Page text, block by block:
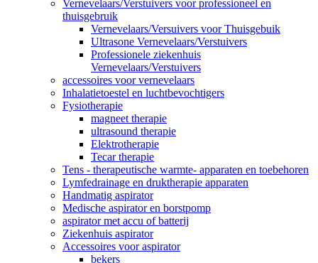
Vernevelaars/Verstuivers voor professioneel en
thuisgebruik
Vernevelaars/Versuivers voor Thuisgebuik
Ultrasone Vernevelaars/Verstuivers
Professionele ziekenhuis
Vernevelaars/Verstuivers
accessoires voor vernevelaars
Inhalatietoestel en luchtbevochtigers
Fysiotherapie
magneet therapie
ultrasound therapie
Elektrotherapie
Tecar therapie
Tens - therapeutische warmte- apparaten en toebehoren
Lymfedrainage en druktherapie apparaten
Handmatig aspirator
Medische aspirator en borstpomp
aspirator met accu of batterij
Ziekenhuis aspirator
Accessoires voor aspirator
bekers